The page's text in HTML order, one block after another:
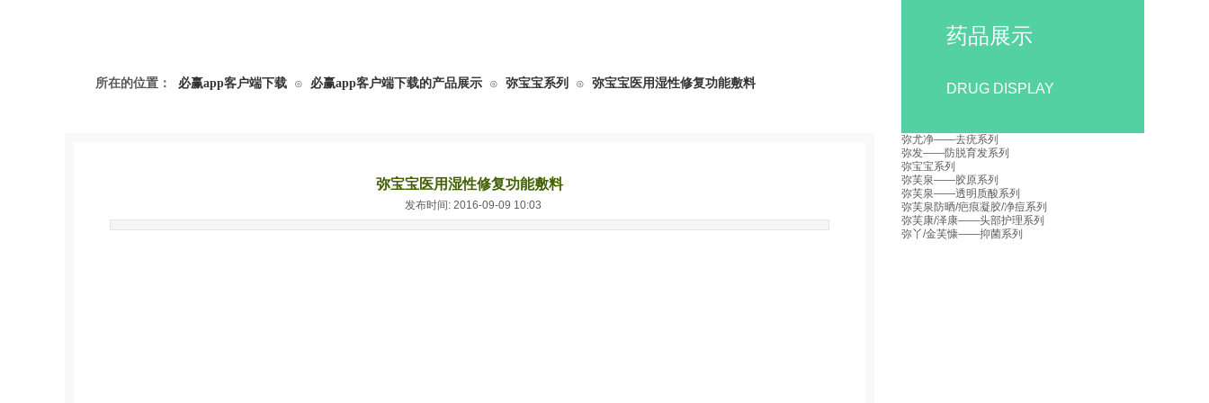
药品展示
DRUG DISPLAY
必赢app客户端下载 ⊙ 必赢app客户端下载的产品展示 ⊙ 弥宝宝系列 ⊙ 弥宝宝医用湿性修复功能敷料
所在的位置：
弥尤净——去疣系列
弥发——防脱育发系列
弥宝宝系列
弥芙泉——胶原系列
弥芙泉——透明质酸系列
弥芙泉防晒/疤痕凝胶/净痘系列
弥芙康/泽康——头部护理系列
弥丫/金芙慷——抑菌系列
弥宝宝医用湿性修复功能敷料
发布时间: 2016-09-09 10:03